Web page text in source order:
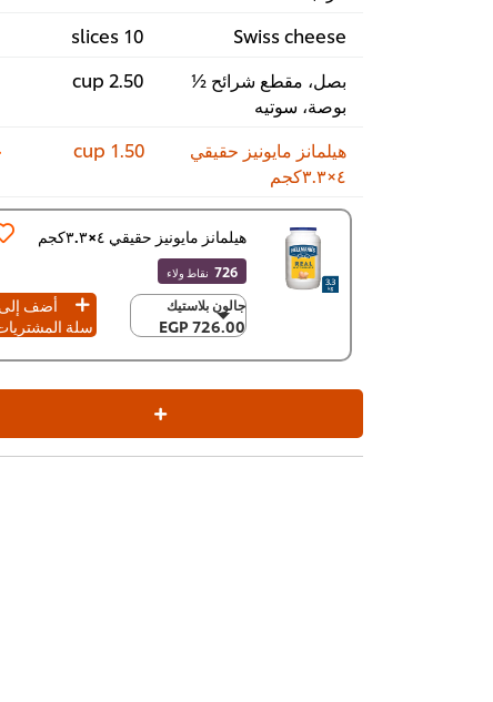
Swiss cheese
10 slices
بصل، مقطع شرائح ½
بوصة، سوتيه
2.50 cup
هيلمانز مايونيز حقيقي
٤×٣.٣كجم
1.50 cup
هيلمانز مايونيز حقيقي ٤×٣.٣كجم
726 نقاط ولاء
جالون بلاستيك
726.00 EGP
جالون بلاستيك
726.00 EGP
أضف إلى
سلة